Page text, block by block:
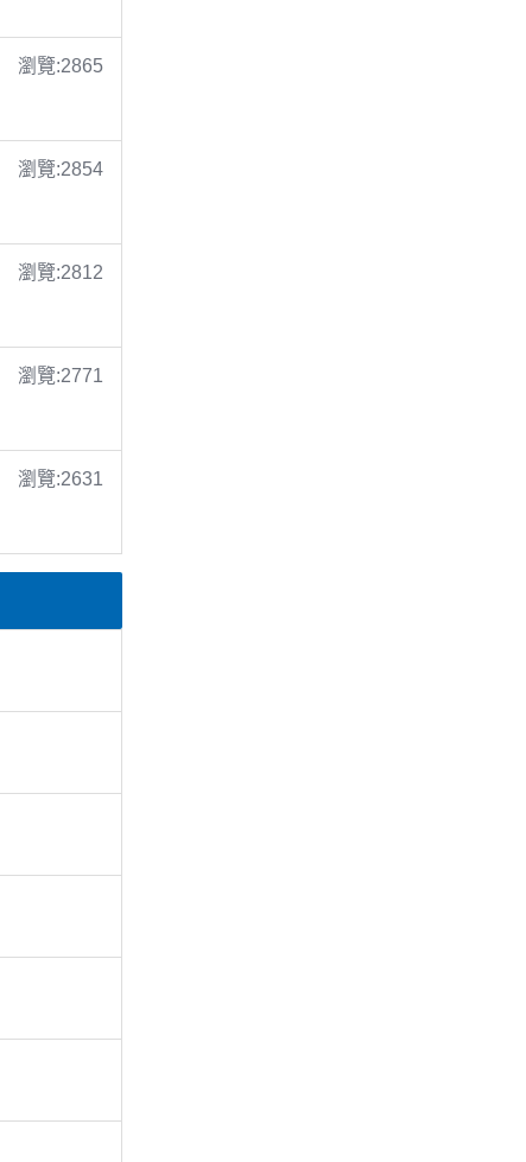
瀏覽:2865
瀏覽:2854
瀏覽:2812
瀏覽:2771
瀏覽:2631